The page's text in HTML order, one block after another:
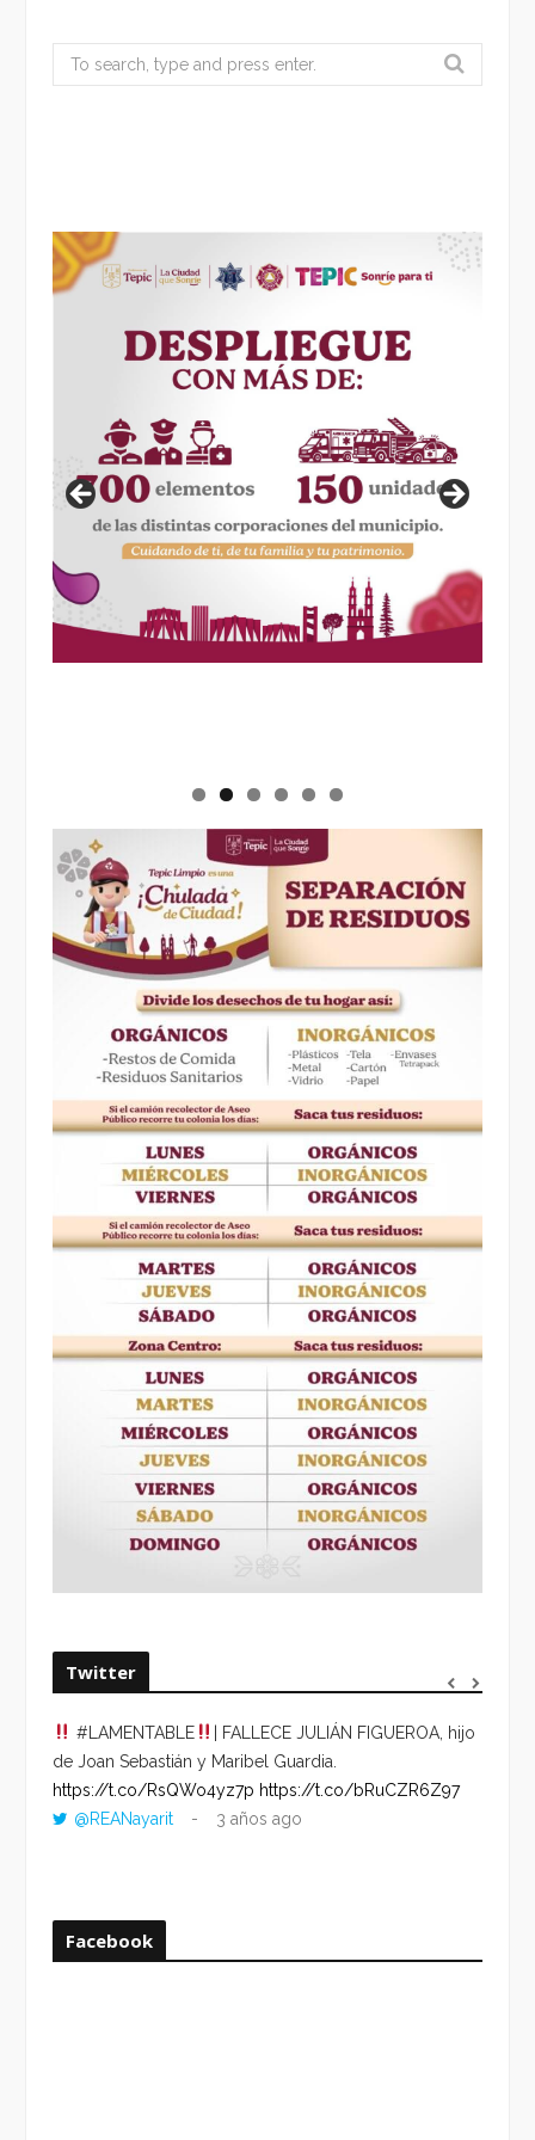
Search
for:
Twitter
#LAMENTABLE
| FALLECE JULIÁN FIGUEROA, hijo
de Joan Sebastián y Maribel Guardia.
https://t.co/RsQWo4yz7p https://t.co/bRuCZR6Z97
@REANayarit
3 años ago
Facebook